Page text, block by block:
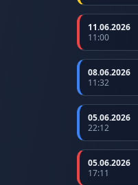
11.06.2026
11:00
08.06.2026
11:32
05.06.2026
22:12
05.06.2026
17:11